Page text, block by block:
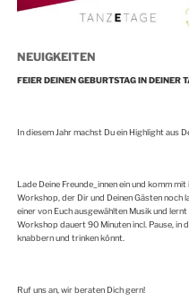
NEUIGKEITEN
FEIER DEINEN GEBURTSTAG IN DEINER
In diesem Jahr machst Du ein Highlight aus
Lade Deine Freunde_innen ein und komm
Workshop, der Dir und Deinen Gästen noch
einer von Euch ausgewählten Musik und
Workshop dauert 90 Minuten incl. Pause, in
knabbern und trinken könnt.
Ruf uns an, wir beraten Dich gern!